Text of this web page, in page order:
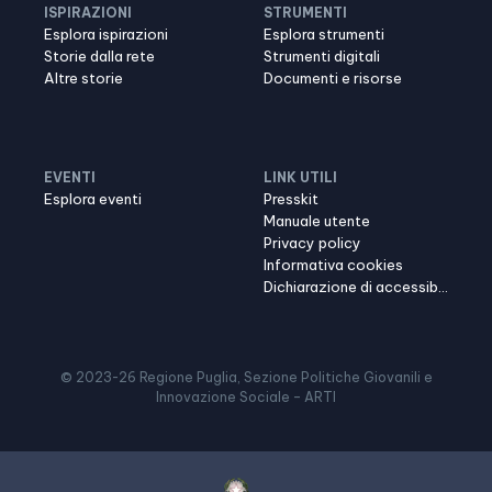
ISPIRAZIONI
Esplora ispirazioni
Storie dalla rete
Altre storie
STRUMENTI
Esplora strumenti
Strumenti digitali
Documenti e risorse
EVENTI
Esplora eventi
LINK UTILI
Presskit
Manuale utente
Privacy policy
Informativa cookies
© 2023-26 Regione Puglia, Sezione Politiche Giovanili e
Innovazione Sociale – ARTI